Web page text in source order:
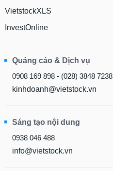
VietstockXLS
InvestOnline
Quảng cáo & Dịch vụ
0908 169 898 - (028) 3848 7238
kinhdoanh@vietstock.vn
Sáng tạo nội dung
0938 046 488
info@vietstock.vn